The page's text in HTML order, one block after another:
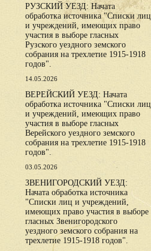
РУЗСКИЙ УЕЗД: Начата
обработка источника "Списки лиц
и учреждений, имеющих право
участия в выборе гласных
Рузского уездного земского
собрания на трехлетие 1915-1918
годов".
14.05.2026
ВЕРЕЙСКИЙ УЕЗД: Начата
обработка источника "Списки лиц
и учреждений, имеющих право
участия в выборе гласных
Верейского уездного земского
собрания на трехлетие 1915-1918
годов".
03.05.2026
ЗВЕНИГОРОДСКИЙ УЕЗД:
Начата обработка источника
"Списки лиц и учреждений,
имеющих право участия в выборе
гласных Звенигородского
уездного земского собрания на
трехлетие 1915-1918 годов".